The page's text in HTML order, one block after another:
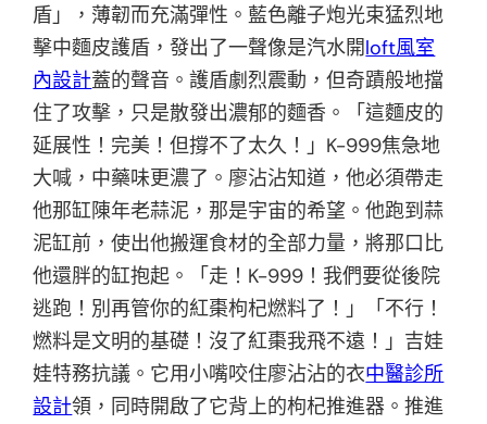
盾」，薄韌而充滿彈性。藍色離子炮光束猛烈地
擊中麵皮護盾，發出了一聲像是汽水開loft風室
內設計蓋的聲音。護盾劇烈震動，但奇蹟般地擋
住了攻擊，只是散發出濃郁的麵香。「這麵皮的
延展性！完美！但撐不了太久！」K-999焦急地
大喊，中藥味更濃了。廖沾沾知道，他必須帶走
他那缸陳年老蒜泥，那是宇宙的希望。他跑到蒜
泥缸前，使出他搬運食材的全部力量，將那口比
他還胖的缸抱起。「走！K-999！我們要從後院
逃跑！別再管你的紅棗枸杞燃料了！」「不行！
燃料是文明的基礎！沒了紅棗我飛不遠！」吉娃
娃特務抗議。它用小嘴咬住廖沾沾的衣中醫診所
設計領，同時開啟了它背上的枸杞推進器。推進